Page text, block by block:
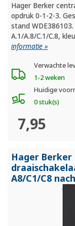
Hager Berker
opdruk 0-1-2-3.
stand
A.1/A.8/C.1/C.8,
informatie »
Verwachte
1-2 weken
Huidige
0 stuk(s)
7,95
Hager
A8/C1/C8